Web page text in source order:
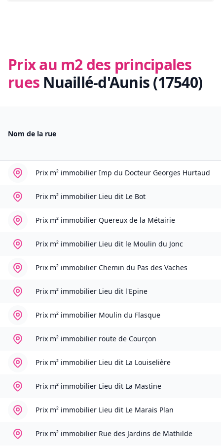
Prix au m2 des principales
rues Nuaillé-d'Aunis (17540)
Nom de la rue
Prix m² immobilier Imp du Docteur Georges Hurtaud
Prix m² immobilier Lieu dit Le Bot
Prix m² immobilier Quereux de la Métairie
Prix m² immobilier Lieu dit le Moulin du Jonc
Prix m² immobilier Chemin du Pas des Vaches
Prix m² immobilier Lieu dit l'Epine
Prix m² immobilier Moulin du Flasque
Prix m² immobilier route de Courçon
Prix m² immobilier Lieu dit La Louiselière
Prix m² immobilier Lieu dit La Mastine
Prix m² immobilier Lieu dit Le Marais Plan
Prix m² immobilier Rue des Jardins de Mathilde